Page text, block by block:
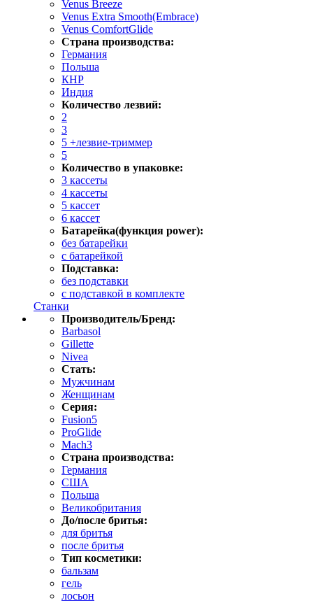
Venus Breeze
Venus Extra Smooth(Embrace)
Venus ComfortGlide
Страна производства:
Германия
Польша
КНР
Индия
Количество лезвий:
2
3
5 +лезвие-триммер
5
Количество в упаковке:
3 кассеты
4 кассеты
5 кассет
6 кассет
Батарейка(функция power):
без батарейки
с батарейкой
Подставка:
без подставки
с подставкой в комплекте
Станки
Производитель/Бренд:
Barbasol
Gillette
Nivea
Стать:
Мужчинам
Женщинам
Серия:
Fusion5
ProGlide
Mach3
Страна производства:
Германия
США
Польша
Великобритания
До/после бритья:
для бритья
после бритья
Тип косметики:
бальзам
гель
лосьон